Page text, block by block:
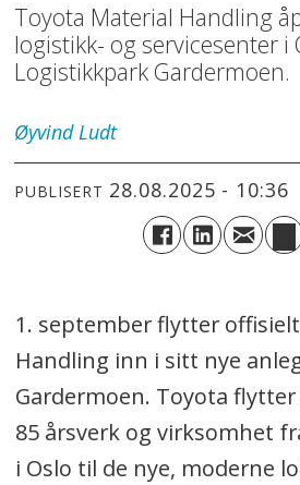
Toyota Material Handling
logistikk- og servicesenter i
Logistikkpark Gardermoen.
Øyvind Ludt
PUBLISERT 28.08.2025 - 10:36
1. september flytter
Handling inn i sitt nye
Gardermoen. Toyota
85 årsverk og virksomhet
i Oslo til de nye, moderne